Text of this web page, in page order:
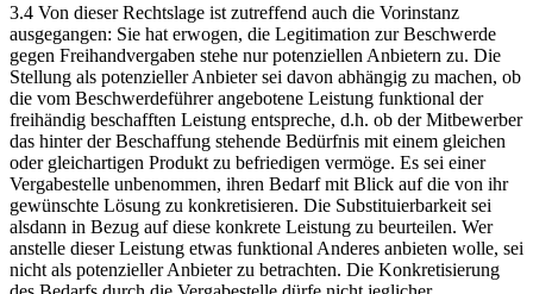
3.4 Von dieser Rechtslage ist zutreffend auch die Vorinstanz
ausgegangen: Sie hat erwogen, die Legitimation zur Beschwerde
gegen Freihandvergaben stehe nur potenziellen Anbietern zu. Die
Stellung als potenzieller Anbieter sei davon abhängig zu machen, ob
die vom Beschwerdeführer angebotene Leistung funktional der
freihändig beschafften Leistung entspreche, d.h. ob der Mitbewerber
das hinter der Beschaffung stehende Bedürfnis mit einem gleichen
oder gleichartigen Produkt zu befriedigen vermöge. Es sei einer
Vergabestelle unbenommen, ihren Bedarf mit Blick auf die von ihr
gewünschte Lösung zu konkretisieren. Die Substituierbarkeit sei
alsdann in Bezug auf diese konkrete Leistung zu beurteilen. Wer
anstelle dieser Leistung etwas funktional Anderes anbieten wolle, sei
nicht als potenzieller Anbieter zu betrachten. Die Konkretisierung